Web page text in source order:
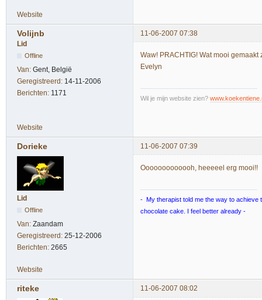
Website
Volijnb
11-06-2007 07:38
Lid
Offline
Van: Gent, België
Geregistreerd: 14-11-2006
Berichten: 1171
Waw! PRACHTIG! Wat mooi
Evelyn
Wil je mijn website zien?
Website
Dorieke 11-06-2007 07:39
Lid
Offline
Van: Zaandam
Geregistreerd: 25-12-2006
Berichten: 2665
Ooooooooooooh, heeeeel erg mooi!!
- My therapist told me the way to achieve
chocolate cake. I feel better already -
Website
riteke 11-06-2007 08:02